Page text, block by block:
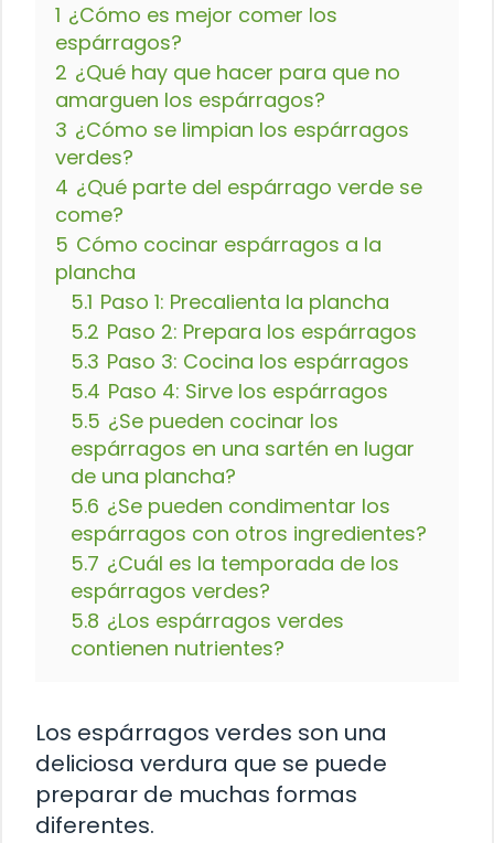
1 ¿Cómo es mejor comer los
espárragos?
2 ¿Qué hay que hacer para que no
amarguen los espárragos?
3 ¿Cómo se limpian los espárragos
verdes?
4 ¿Qué parte del espárrago verde se
come?
5 Cómo cocinar espárragos a la
plancha
5.1 Paso 1: Precalienta la plancha
5.2 Paso 2: Prepara los espárragos
5.3 Paso 3: Cocina los espárragos
5.4 Paso 4: Sirve los espárragos
5.5 ¿Se pueden cocinar los
espárragos en una sartén en lugar
de una plancha?
5.6 ¿Se pueden condimentar los
espárragos con otros ingredientes?
5.7 ¿Cuál es la temporada de los
espárragos verdes?
5.8 ¿Los espárragos verdes
contienen nutrientes?
Los espárragos verdes son una
deliciosa verdura que se puede
preparar de muchas formas
diferentes.